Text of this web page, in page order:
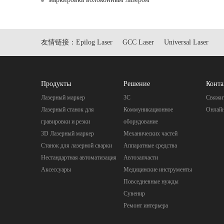
友情链接： Epilog Laser GCC Laser Universal Laser
Продукты
Лазерный маркер
Лазерный станок для
гравировки и резки
3D Лазерный маркер
Станок для лазерной сварки
Нестандартная автоматизация
Аксессуары
Pешение
3C
Коммуникационное
оборудование
Механических частей
Aппаратные средства
Автозапчасти
Mедицинские инструменты
Повседневные нужды
Cувенир
Pемонт интерьера